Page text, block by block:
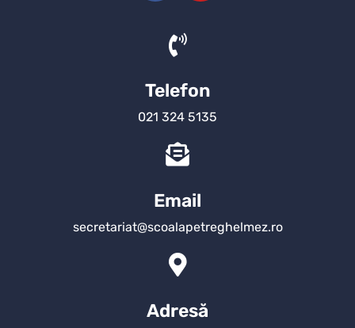
Telefon
021 324 5135
Email
secretariat@scoalapetreghelmez.ro
Adresă